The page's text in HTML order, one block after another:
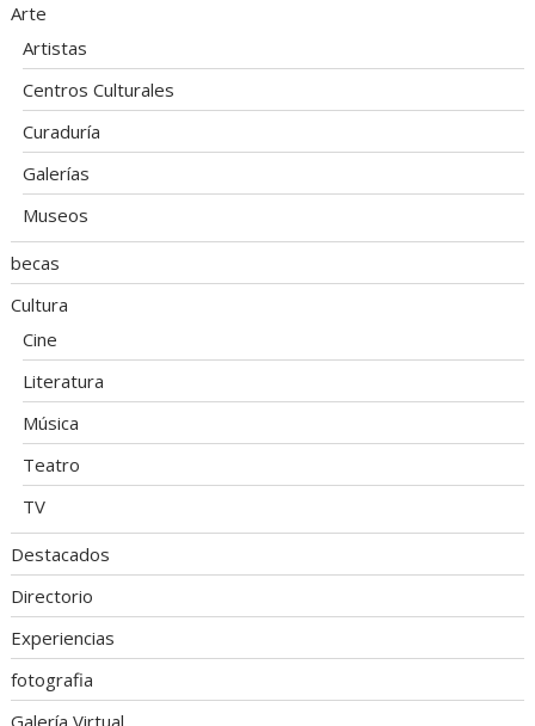
Arte
Artistas
Centros Culturales
Curaduría
Galerías
Museos
becas
Cultura
Cine
Literatura
Música
Teatro
TV
Destacados
Directorio
Experiencias
fotografia